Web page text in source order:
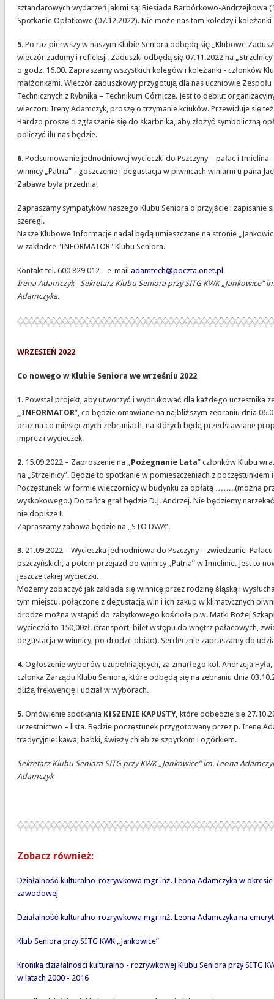
sztandarowych wydarzeń jakimi są: Biesiada Barbórkowo-Andrzejkowa
Spotkanie Opłatkowe (07.12.2022). Nie może nas tam koledzy i
5. Po raz pierwszy w naszym Klubie Seniora odbędą się „Klubowe
wieczór zadumy i refleksji. Zaduszki odbędą się 07.11.2022 na
o godz. 16.00. Zapraszamy wszystkich kolegów i koleżanki - członków
małżonkami. Wieczór zaduszkowy przygotują dla nas uczniowie Zespołu
Technicznych z Rybnika – Technikum Górnicze. Jest to debiut
wieczoru Ireny Adamczyk, proszę o trzymanie kciuków. Przewiduje się
Bardzo proszę o zgłaszanie się do skarbnika, aby złożyć symboliczną
policzyć ilu nas będzie.
6. Podsumowanie jednodniowej wycieczki do Pszczyny – pałac i Imielina
winnicy „Patria” - goszczenie i degustacja w piwnicach winiarni u pana
Zabawa była przednia!
Zapraszamy sympatyków naszego Klubu Seniora o przyjście i zapisanie
szeregi.
Nasze Klubowe Informacje nadal będą umieszczane na stronie
w zakładce "INFORMATOR" Klubu Seniora.
Kontakt tel. 600 829 012 e-mail adamtech@poczta.onet.pl
Irena Adamczyk - Sekretarz Klubu Seniora przy SITG KWK „Jankowice"
Adamczyka.
WRZESIEŃ 2022
Co nowego w Klubie Seniora we wrześniu 2022
1 . Powstał projekt, aby utworzyć i wydrukować dla każdego uczestnika
„INFORMATOR”, co będzie omawiane na najbliższym zebraniu dnia
oraz na co miesięcznych zebraniach, na których będą przedstawiane
imprez i wycieczek.
2. 15.09.2022 – Zaproszenie na „ Pożegnanie Lata” członków Klubu
na „Strzelnicy”. Będzie to spotkanie w pomieszczeniach z poczęstunkiem
Poczęstunek w formie wieczornicy w budynku za opłatą ……..(można
wyskokowego.) Do tańca grał będzie D.J. Andrzej. Nie będziemy
nie dopisze !!
Zapraszamy zabawa będzie na „STO DWA”.
3. 21.09.2022 – Wycieczka jednodniowa do Pszczyny – zwiedzanie
pszczyńskich, a potem przejazd do winnicy „Patria” w Imielinie. Jest to
jeszcze takiej wycieczki.
Możemy zobaczyć jak zakłada się winnicę przez rodzinę śląską i
tym miejscu. połączone z degustacją win i ich zakup w klimatycznych
drodze można wstąpić do zabytkowego kościoła p.w. Matki Bożej
wycieczki to 150,00zł. (transport, bilet wstępu do wnętrz pałacowych,
degustacja w winnicy, po drodze obiad). Serdecznie zapraszamy do
4. Ogłoszenie wyborów uzupełniających, za zmarłego kol. Andrzeja
członka Zarządu Klubu Seniora, które odbędą się na zebraniu dnia
dużą frekwencję i udział w wyborach.
5. Omówienie spotkania KISZENIE KAPUSTY, które odbędzie się
uczestnictwo – lista. Będzie poczęstunek przygotowany przez p. Irenę
tradycyjnie: kawa, babki, świeży chleb ze szpyrkom i ogórkiem.
Sekretarz Klubu Seniora SITG przy KWK „Jankowice” im. Leona
Adamczyk
Zobacz również:
Działalność kulturalno-rozrywkowa mgr inż. Leona Adamczyka w
zawodowej
Działalność kulturalno-rozrywkowa mgr inż. Leona Adamczyka na
Klub Seniora przy SITG KWK „Jankowice”
Kronika działalności kulturalno - rozrywkowej Klubu Seniora przy SITG
w latach 2000 - 2016